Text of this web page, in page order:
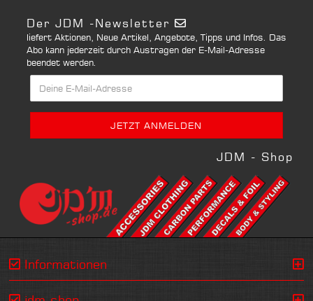
Der JDM -Newsletter
liefert Aktionen, Neue Artikel, Angebote, Tipps und Infos. Das
Abo kann jederzeit durch Austragen der E-Mail-Adresse
beendet werden.
JDM - Shop
Informationen